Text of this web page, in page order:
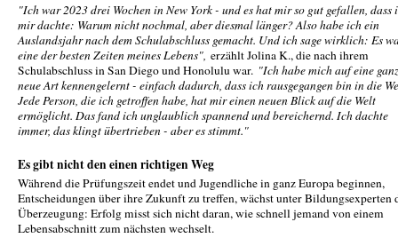
"Ich war 2023 drei Wochen in New York - und es hat mir so gut gefallen, dass
mir dachte: Warum nicht nochmal, aber diesmal länger? Also habe ich ein
Auslandsjahr nach dem Schulabschluss gemacht. Und ich sage wirklich: Es
eine der besten Zeiten meines Lebens", erzählt Jolina K., die nach ihrem
Schulabschluss in San Diego und Honolulu war. "Ich habe mich auf eine ganz
neue Art kennengelernt - einfach dadurch, dass ich rausgegangen bin in die
Jede Person, die ich getroffen habe, hat mir einen neuen Blick auf die Welt
ermöglicht. Das fand ich unglaublich spannend und bereichernd. Ich dachte
immer, das klingt übertrieben - aber es stimmt."
Es gibt nicht den einen richtigen Weg
Während die Prüfungszeit endet und Jugendliche in ganz Europa beginnen,
Entscheidungen über ihre Zukunft zu treffen, wächst unter Bildungsexperten
Überzeugung: Erfolg misst sich nicht daran, wie schnell jemand von einem
Lebensabschnitt zum nächsten wechselt.